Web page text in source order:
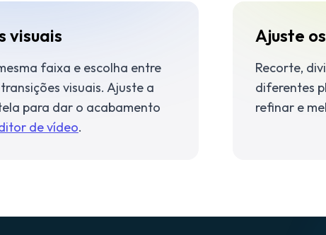
visuais
faixa e escolha entre
visuais. Ajuste a
para dar o acabamento
de vídeo.
Ajuste
Recorte,
diferentes
refinar e